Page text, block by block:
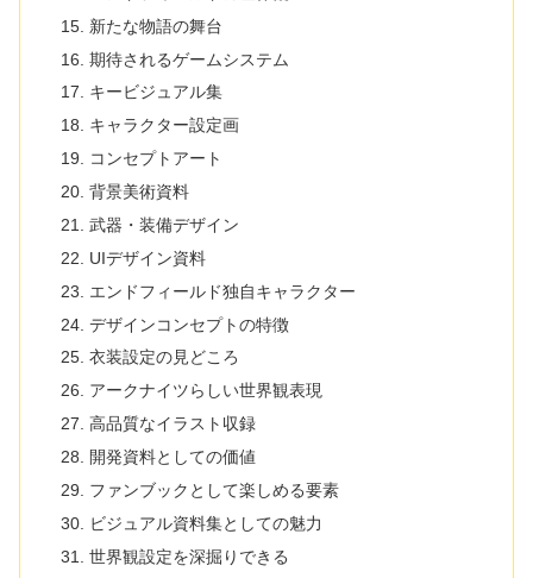
新たな物語の舞台
期待されるゲームシステム
キービジュアル集
キャラクター設定画
コンセプトアート
背景美術資料
武器・装備デザイン
UIデザイン資料
エンドフィールド独自キャラクター
デザインコンセプトの特徴
衣装設定の見どころ
アークナイツらしい世界観表現
高品質なイラスト収録
開発資料としての価値
ファンブックとして楽しめる要素
ビジュアル資料集としての魅力
世界観設定を深掘りできる